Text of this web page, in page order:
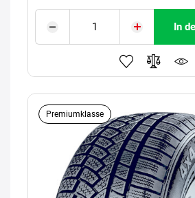
In
Premiumklasse